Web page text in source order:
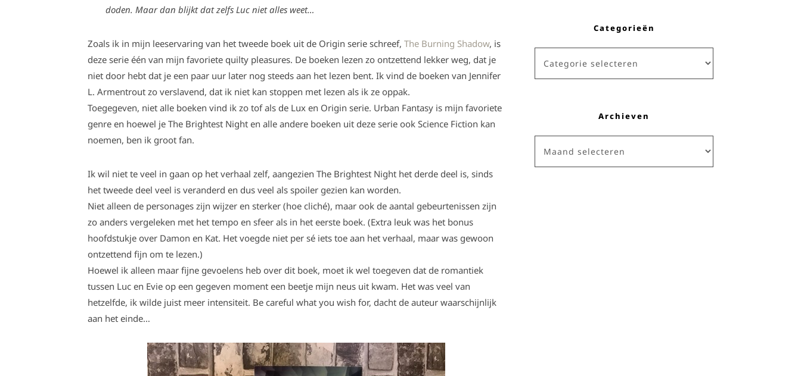
doden. Maar dan blijkt dat zelfs Luc niet alles weet…
Zoals ik in mijn leeservaring van het tweede boek uit de Origin serie schreef, The Burning Shadow, is
deze serie één van mijn favoriete quilty pleasures. De boeken lezen zo ontzettend lekker weg, dat je
niet door hebt dat je een paar uur later nog steeds aan het lezen bent. Ik vind de boeken van Jennifer
L. Armentrout zo verslavend, dat ik niet kan stoppen met lezen als ik ze oppak.
Toegegeven, niet alle boeken vind ik zo tof als de Lux en Origin serie. Urban Fantasy is mijn favoriete
genre en hoewel je The Brightest Night en alle andere boeken uit deze serie ook Science Fiction kan
noemen, ben ik groot fan.
Ik wil niet te veel in gaan op het verhaal zelf, aangezien The Brightest Night het derde deel is, sinds
het tweede deel veel is veranderd en dus veel als spoiler gezien kan worden.
Niet alleen de personages zijn wijzer en sterker (hoe cliché), maar ook de aantal gebeurtenissen zijn
zo anders vergeleken met het tempo en sfeer als in het eerste boek. (Extra leuk was het bonus
hoofdstukje over Damon en Kat. Het voegde niet per sé iets toe aan het verhaal, maar was gewoon
ontzettend fijn om te lezen.)
Hoewel ik alleen maar fijne gevoelens heb over dit boek, moet ik wel toegeven dat de romantiek
tussen Luc en Evie op een gegeven moment een beetje mijn neus uit kwam. Het was veel van
hetzelfde, ik wilde juist meer intensiteit. Be careful what you wish for, dacht de auteur waarschijnlijk
aan het einde…
Categorieën
Archieven